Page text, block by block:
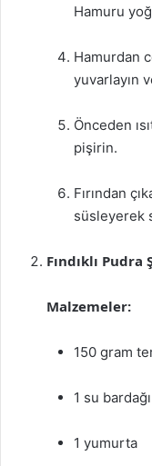
Hamuru
Hamurdan
yuvarlayın
Önceden
pişirin.
Fırından
süsleyerek
Fındıklı
Malzemeler:
150 gram
1 su
1 yumurta